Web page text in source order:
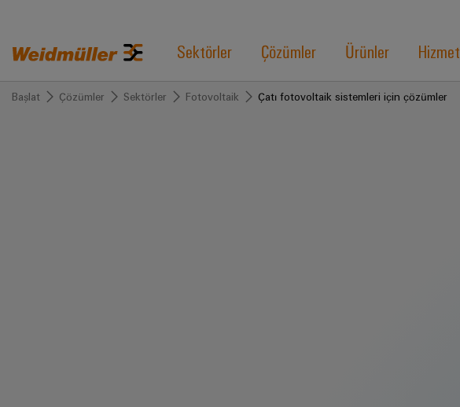
Sektörler Çözümler Ürünler Hizmet
Başlat Çözümler Sektörler Fotovoltaik Çatı fotovoltaik sistemleri için çözümler